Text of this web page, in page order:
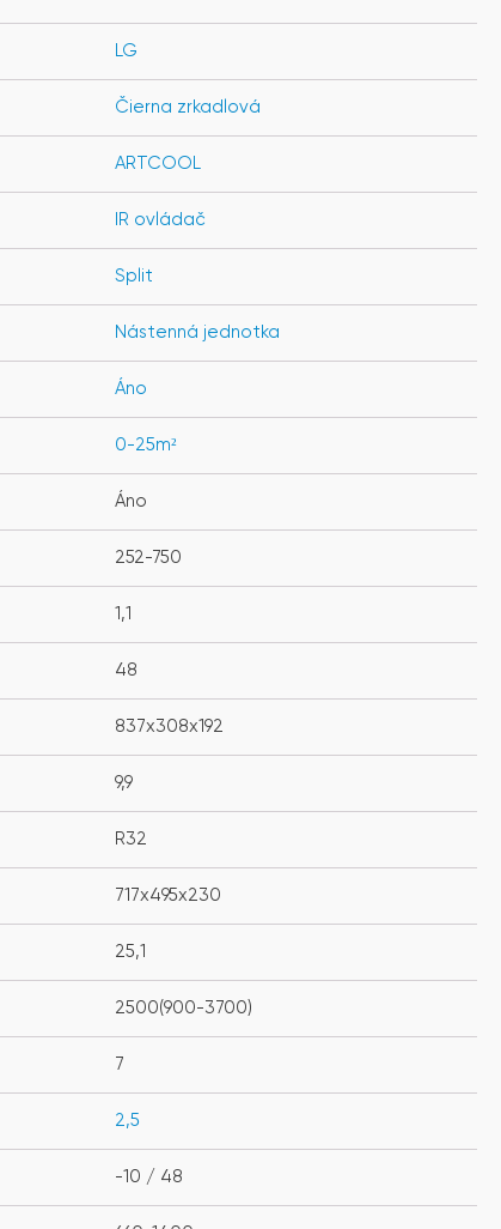
LG
Čierna zrkadlová
ARTCOOL
IR ovládač
Split
Nástenná jednotka
Áno
0-25m²
Áno
252-750
1,1
48
837x308x192
9,9
R32
717x495x230
25,1
2500(900-3700)
7
2,5
-10 / 48